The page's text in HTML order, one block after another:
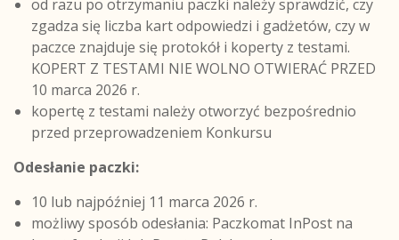
od razu po otrzymaniu paczki należy sprawdzić, czy
zgadza się liczba kart odpowiedzi i gadżetów, czy w
paczce znajduje się protokół i koperty z testami.
KOPERT Z TESTAMI NIE WOLNO OTWIERAĆ PRZED
10 marca 2026 r.
kopertę z testami należy otworzyć bezpośrednio
przed przeprowadzeniem Konkursu
Odesłanie paczki:
10 lub najpóźniej 11 marca 2026 r.
możliwy sposób odesłania: Paczkomat InPost na